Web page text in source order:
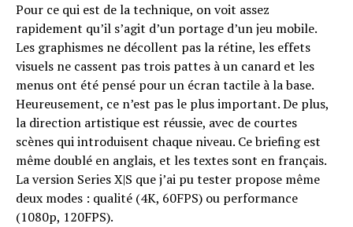
Pour ce qui est de la technique, on voit assez
rapidement qu’il s’agit d’un portage d’un jeu mobile.
Les graphismes ne décollent pas la rétine, les effets
visuels ne cassent pas trois pattes à un canard et les
menus ont été pensé pour un écran tactile à la base.
Heureusement, ce n’est pas le plus important. De plus,
la direction artistique est réussie, avec de courtes
scènes qui introduisent chaque niveau. Ce briefing est
même doublé en anglais, et les textes sont en français.
La version Series X|S que j’ai pu tester propose même
deux modes : qualité (4K, 60FPS) ou performance
(1080p, 120FPS).